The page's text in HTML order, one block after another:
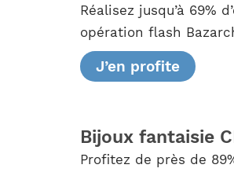
Réalisez jusqu’à
opération flash
J’en profite
Bijoux fantaisie
Profitez de près de